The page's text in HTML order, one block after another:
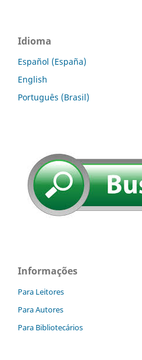
Idioma
Español (España)
English
Português (Brasil)
Informações
Para Leitores
Para Autores
Para Bibliotecários